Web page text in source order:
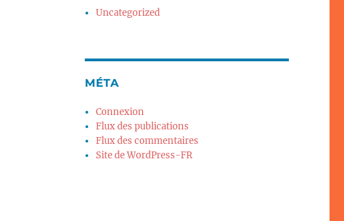
Uncategorized
MÉTA
Connexion
Flux des publications
Flux des commentaires
Site de WordPress-FR